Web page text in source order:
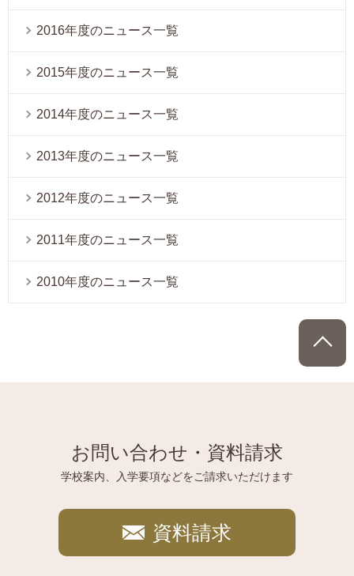
2016年度のニュース一覧
2015年度のニュース一覧
2014年度のニュース一覧
2013年度のニュース一覧
2012年度のニュース一覧
2011年度のニュース一覧
2010年度のニュース一覧
お問い合わせ・資料請求
学校案内、入学要項などをご請求いただけます
資料請求